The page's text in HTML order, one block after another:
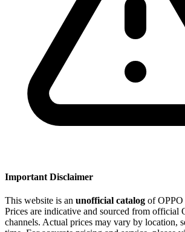
Important Disclaimer
This website is an unofficial catalog of OPPO
Prices are indicative and sourced from official
channels. Actual prices may vary by location,